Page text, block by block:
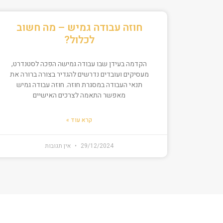
חוזה עבודה גמיש – מה חשוב
לכלול?
הקדמה בעידן שבו עבודה גמישה הפכה לסטנדרט,
מעסיקים ועובדים נדרשים להגדיר בצורה ברורה את
תנאי העבודה במסגרת חוזה. חוזה עבודה גמיש
מאפשר התאמה לצרכים האישיים
קרא עוד »
29/12/2024 אין תגובות